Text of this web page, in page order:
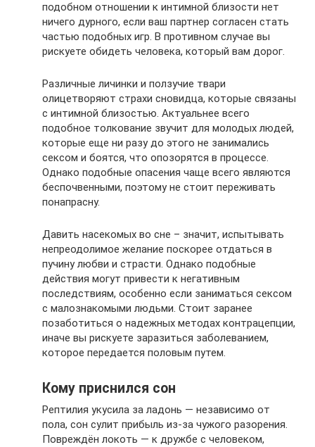
подобном отношении к интимной близости нет
ничего дурного, если ваш партнер согласен стать
частью подобных игр. В противном случае вы
рискуете обидеть человека, который вам дорог.
Различные личинки и ползучие твари
олицетворяют страхи сновидца, которые связаны
с интимной близостью. Актуальнее всего
подобное толкование звучит для молодых людей,
которые еще ни разу до этого не занимались
сексом и боятся, что опозорятся в процессе.
Однако подобные опасения чаще всего являются
беспочвенными, поэтому не стоит переживать
понапрасну.
Давить насекомых во сне – значит, испытывать
непреодолимое желание поскорее отдаться в
пучину любви и страсти. Однако подобные
действия могут привести к негативным
последствиям, особенно если заниматься сексом
с малознакомыми людьми. Стоит заранее
позаботиться о надежных методах контрацепции,
иначе вы рискуете заразиться заболеванием,
которое передается половым путем.
Кому приснился сон
Рептилия укусила за ладонь — независимо от
пола, сон сулит прибыль из-за чужого разорения.
Повреждён локоть — к дружбе с человеком,